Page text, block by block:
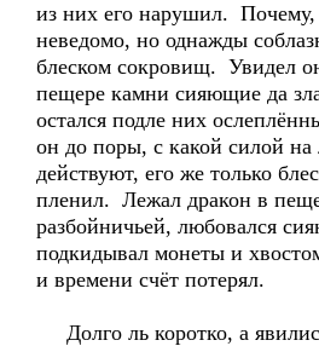
из них его нарушил. Почему,
неведомо, но однажды
блеском сокровищ. Увидел
пещере камни сияющие да
остался подле них
он до поры, с какой силой
действуют, его же только
пленил. Лежал дракон в
разбойничьей, любовался
подкидывал монеты и
и времени счёт потерял.
Долго ль коротко, а